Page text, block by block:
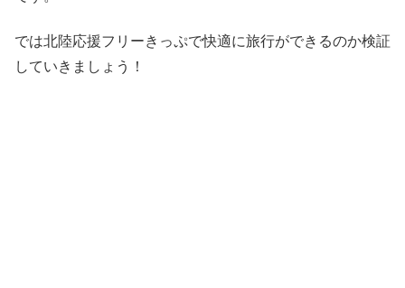
では北陸応援フリーきっぷで快適に旅行ができるのか検証
していきましょう！